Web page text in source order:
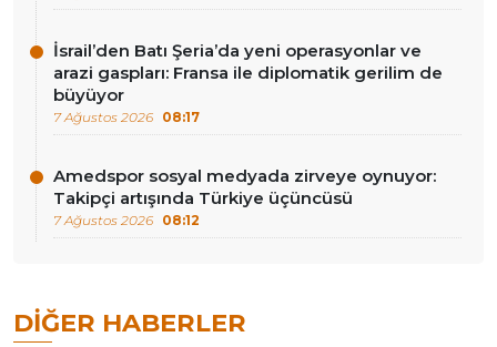
İsrail’den Batı Şeria’da yeni operasyonlar ve
arazi gaspları: Fransa ile diplomatik gerilim de
büyüyor
7 Ağustos 2026 08:17
Amedspor sosyal medyada zirveye oynuyor:
Takipçi artışında Türkiye üçüncüsü
7 Ağustos 2026 08:12
DIĞER HABERLER